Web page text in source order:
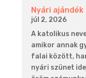
Nyári ajándék
júl 2, 2026
A katolikus
amikor annak
falai között,
nyári szünet